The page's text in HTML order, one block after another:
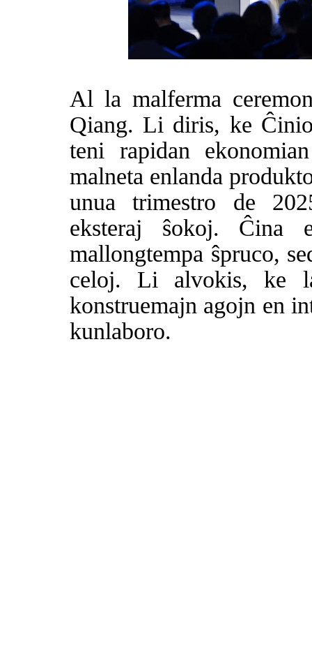
Al la malferma
Qiang. Li diris, ke
teni rapidan
malneta enlanda
unua trimestro de
eksteraj ŝokoj. Ĉina
mallongtempa ŝpruco,
celoj. Li alvokis, ke
konstruemajn agojn en
kunlaboro.